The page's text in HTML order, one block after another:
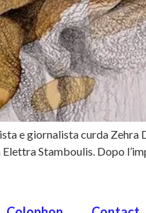
e giornalista curda
Stamboulis. Dopo